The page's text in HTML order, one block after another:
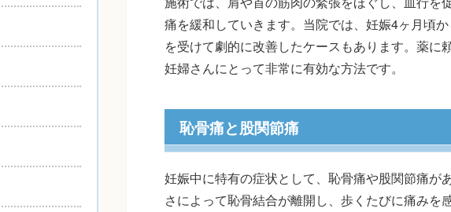
痛を緩和していきます。当院では、妊娠4ヶ月頃
を受けて劇的に改善したケースもあります。薬に
妊婦さんにとって非常に有効な方法です。
恥骨痛と股関節痛
妊娠中に特有の症状として、恥骨痛や股関節痛が
さによって恥骨結合が離開し、歩くたびに痛みを